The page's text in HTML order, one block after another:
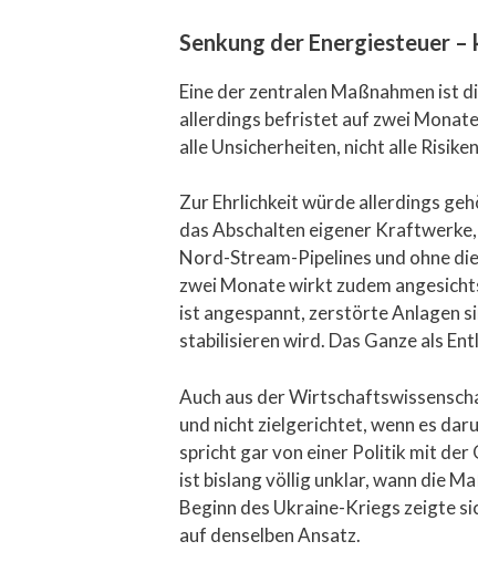
Senkung der Energiesteuer –
Eine der zentralen Maßnahmen ist
allerdings befristet auf zwei
alle Unsicherheiten, nicht alle
Zur Ehrlichkeit würde allerdings
das Abschalten eigener
Nord-Stream-Pipelines und ohne
zwei Monate wirkt zudem
ist angespannt, zerstörte Anlagen
stabilisieren wird. Das Ganze als
Auch aus der
und nicht zielgerichtet, wenn es
spricht gar von einer Politik mit der
ist bislang völlig unklar, wann die
Beginn des Ukraine-Kriegs zeigte
auf denselben Ansatz.